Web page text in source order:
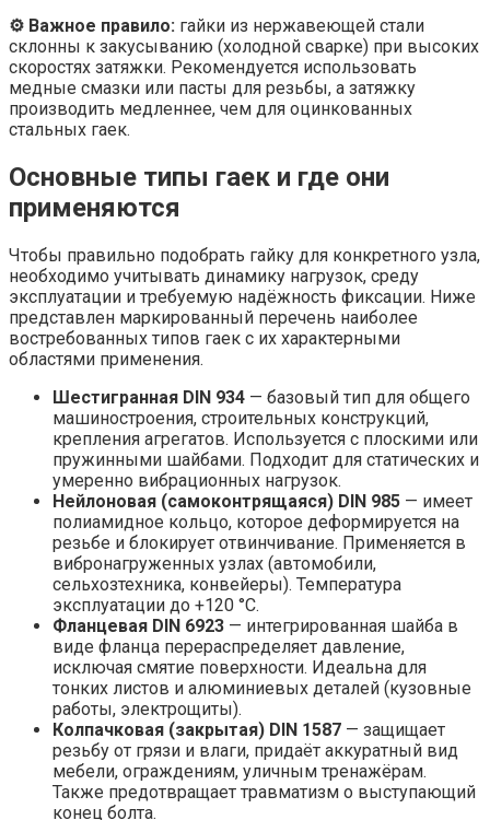
⚙️ Важное правило: гайки из нержавеющей стали
склонны к закусыванию (холодной сварке) при высоких
скоростях затяжки. Рекомендуется использовать
медные смазки или пасты для резьбы, а затяжку
производить медленнее, чем для оцинкованных
стальных гаек.
Основные типы гаек и где они
применяются
Чтобы правильно подобрать гайку для конкретного узла,
необходимо учитывать динамику нагрузок, среду
эксплуатации и требуемую надёжность фиксации. Ниже
представлен маркированный перечень наиболее
востребованных типов гаек с их характерными
областями применения.
Шестигранная DIN 934 — базовый тип для общего
машиностроения, строительных конструкций,
крепления агрегатов. Используется с плоскими или
пружинными шайбами. Подходит для статических и
умеренно вибрационных нагрузок.
Нейлоновая (самоконтрящаяся) DIN 985 — имеет
полиамидное кольцо, которое деформируется на
резьбе и блокирует отвинчивание. Применяется в
вибронагруженных узлах (автомобили,
сельхозтехника, конвейеры). Температура
эксплуатации до +120 °C.
Фланцевая DIN 6923 — интегрированная шайба в
виде фланца перераспределяет давление,
исключая смятие поверхности. Идеальна для
тонких листов и алюминиевых деталей (кузовные
работы, электрощиты).
Колпачковая (закрытая) DIN 1587 — защищает
резьбу от грязи и влаги, придаёт аккуратный вид
мебели, ограждениям, уличным тренажёрам.
Также предотвращает травматизм о выступающий
конец болта.